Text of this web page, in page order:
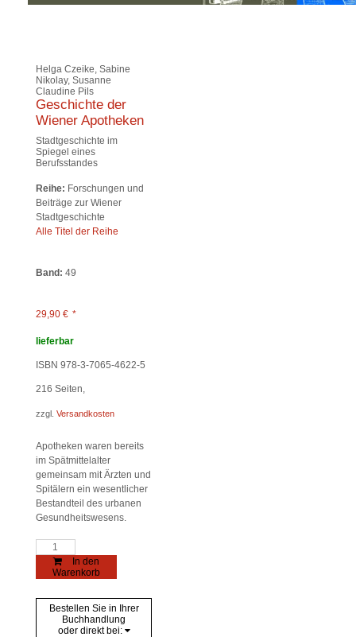
Helga Czeike, Sabine
Nikolay, Susanne
Claudine Pils
Geschichte der
Wiener Apotheken
Stadtgeschichte im
Spiegel eines
Berufsstandes
Reihe: Forschungen und
Beiträge zur Wiener
Stadtgeschichte
Alle Titel der Reihe
Band: 49
29,90 € *
lieferbar
ISBN 978-3-7065-4622-5
216 Seiten,
zzgl. Versandkosten
Apotheken waren bereits
im Spätmittelalter
gemeinsam mit Ärzten und
Spitälern ein wesentlicher
Bestandteil des urbanen
Gesundheitswesens.
Geschichte
der
Wiener
Apotheken
In den
Warenkorb
Bestellen Sie in Ihrer
Buchhandlung
oder direkt bei: